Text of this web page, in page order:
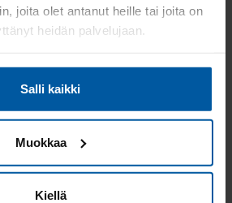
joita olet antanut heille tai joita on
heidän palvelujaan.
Salli kaikki
Muokkaa
Kiellä